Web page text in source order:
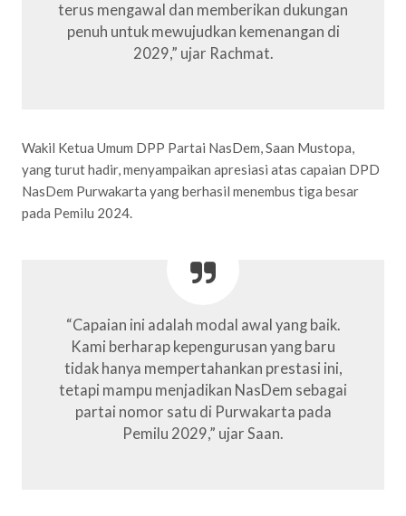
terus mengawal dan memberikan dukungan
penuh untuk mewujudkan kemenangan di
2029,” ujar Rachmat.
Wakil Ketua Umum DPP Partai NasDem, Saan Mustopa,
yang turut hadir, menyampaikan apresiasi atas capaian DPD
NasDem Purwakarta yang berhasil menembus tiga besar
pada Pemilu 2024.
“Capaian ini adalah modal awal yang baik.
Kami berharap kepengurusan yang baru
tidak hanya mempertahankan prestasi ini,
tetapi mampu menjadikan NasDem sebagai
partai nomor satu di Purwakarta pada
Pemilu 2029,” ujar Saan.